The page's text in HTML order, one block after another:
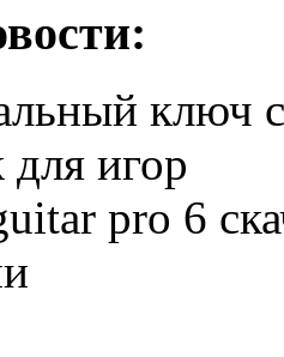
ключ
для игор
pro 6